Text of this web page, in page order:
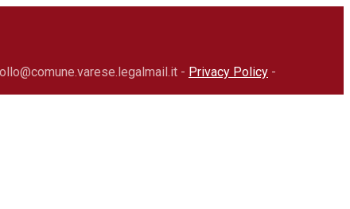
- Privacy Policy -